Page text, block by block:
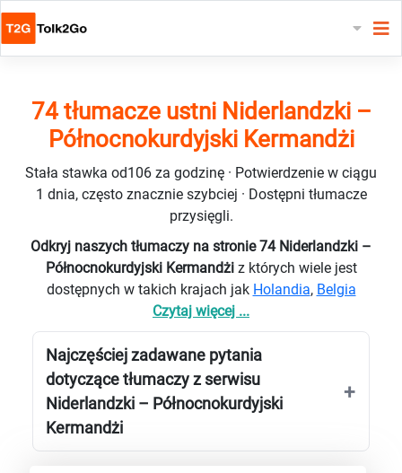
74 tłumacze ustni Niderlandzki –
Północnokurdyjski Kermandżi
Stała stawka od106 za godzinę · Potwierdzenie w ciągu
1 dnia, często znacznie szybciej · Dostępni tłumacze
przysięgli.
Odkryj naszych tłumaczy na stronie 74 Niderlandzki –
Północnokurdyjski Kermandżi z których wiele jest
dostępnych w takich krajach jak Holandia, Belgia
Czytaj więcej ...
Najczęściej zadawane pytania
dotyczące tłumaczy z serwisu
Niderlandzki – Północnokurdyjski
Kermandżi